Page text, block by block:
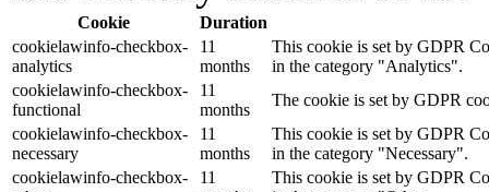
Cookie
Duration
cookielawinfo-checkbox-
analytics
11
months
This cookie is set by GDPR
in the category "Analytics".
cookielawinfo-checkbox-
functional
11
months
The cookie is set by GDPR
cookielawinfo-checkbox-
necessary
11
months
This cookie is set by GDPR
in the category "Necessary".
cookielawinfo-checkbox-
11
This cookie is set by GDPR